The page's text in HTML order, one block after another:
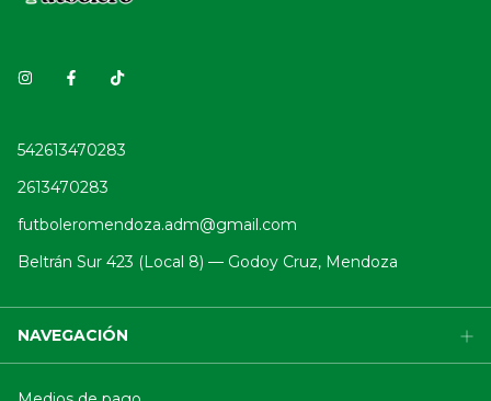
542613470283
2613470283
futboleromendoza.adm@gmail.com
Beltrán Sur 423 (Local 8) — Godoy Cruz, Mendoza
NAVEGACIÓN